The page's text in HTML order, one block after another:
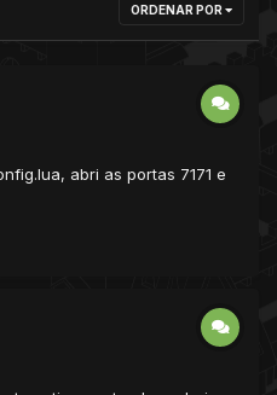
ORDENAR POR
abri as portas 7171 e